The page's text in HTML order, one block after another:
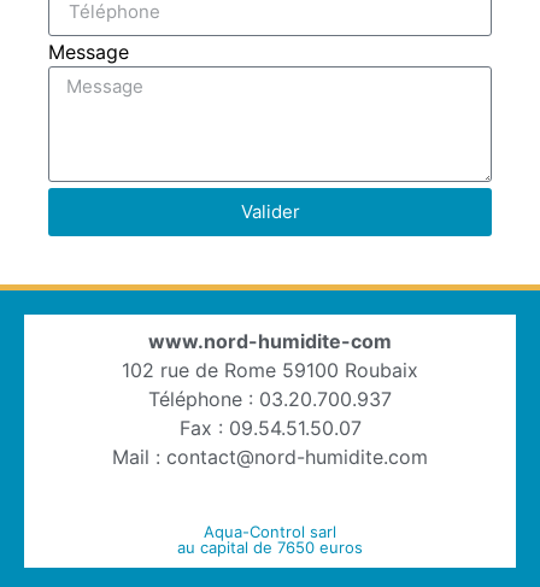
Message
Valider
www.nord-humidite-com
102 rue de Rome 59100 Roubaix
Téléphone : 03.20.700.937
Fax : 09.54.51.50.07
Mail : contact@nord-humidite.com
Aqua-Control sarl
au capital de 7650 euros